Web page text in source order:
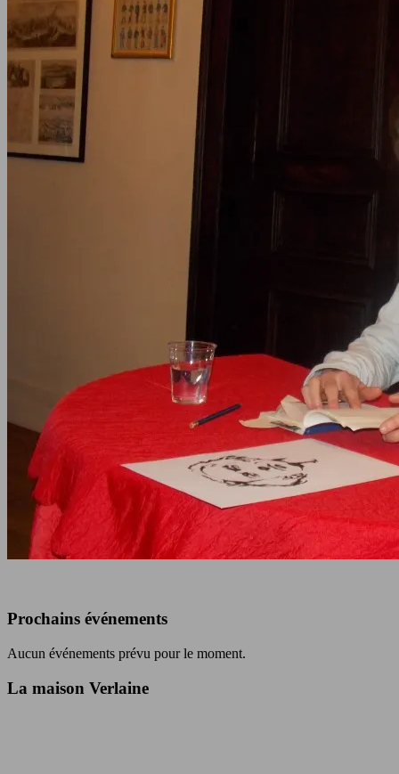
Prochains événements
Aucun événements prévu pour le moment.
La maison Verlaine